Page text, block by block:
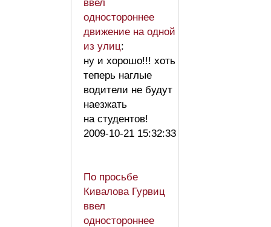
ввел
одностороннее
движение на одной
из улиц:
ну и хорошо!!! хоть
теперь наглые
водители не будут
наезжать
на студентов!
2009-10-21 15:32:33
По просьбе
Кивалова Гурвиц
ввел
одностороннее